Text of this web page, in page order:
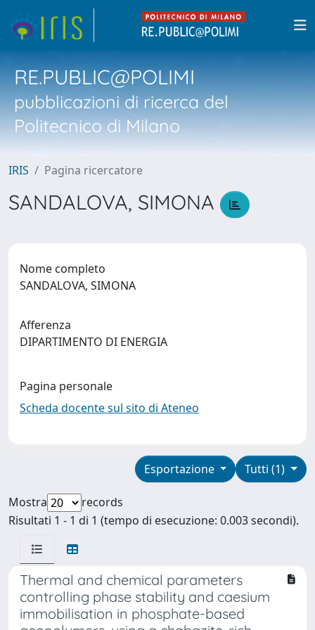
RE.PUBLIC@POLIMI
pubblicazioni di ricerca del
Politecnico di Milano
IRIS Pagina ricercatore
SANDALOVA, SIMONA
Nome completo
SANDALOVA, SIMONA
Afferenza
DIPARTIMENTO DI ENERGIA
Pagina personale
Scheda docente sul sito di Ateneo
Tutti (1)
Esportazione
Mostra
records
Risultati 1 - 1 di 1 (tempo di esecuzione: 0.003 secondi).
Thermal and chemical parameters
controlling phase stability and caesium
immobilisation in phosphate-based